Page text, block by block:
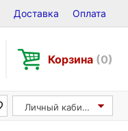
Доставка Оплата
Корзина (0)
Личный кабинет